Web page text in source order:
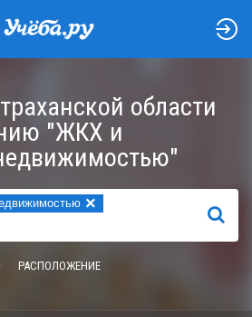
области
"ЖКХ и
×
НАЙТИ
РАСПОЛОЖЕНИЕ